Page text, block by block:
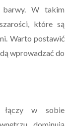
barwy. W takim
które są
Warto postawić
wprowadzać do
w sobie
dominują